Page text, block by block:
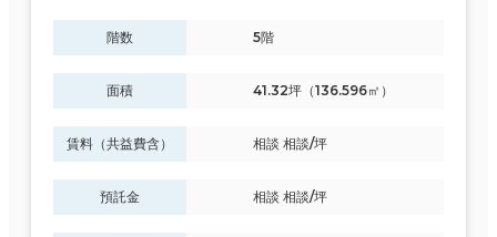
階数 5階
面積 41.32坪（136.596㎡）
賃料（共益費含） 相談 相談/坪
預託金 相談 相談/坪